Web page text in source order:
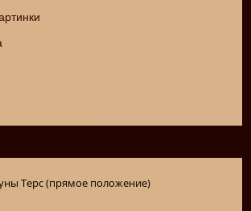
Терс (прямое положение)